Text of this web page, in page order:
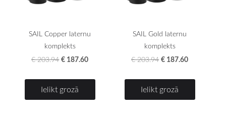
SAIL Copper laternu
komplekts
€ 203.94 € 187.60
Ielikt grozā
SAIL Gold laternu
komplekts
€ 203.94 € 187.60
Ielikt grozā